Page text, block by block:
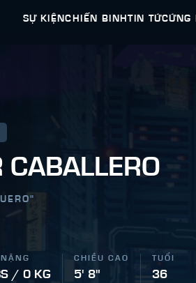
SỰ KIỆNCHIẾN BINHTIN TỨCỨNG
CABALLERO
"
/ 0 KG
CHIỀU CAO
5' 8"
TUỔI
36